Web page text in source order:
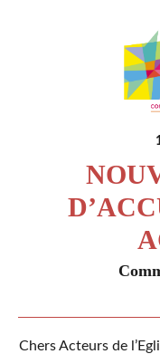
Chers Acteurs de